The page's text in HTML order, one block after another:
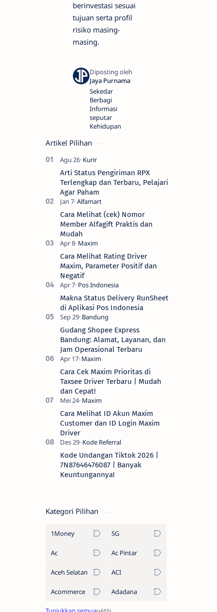
berinvestasi sesuai
tujuan serta profil
risiko masing-
masing.
Sekedar
Berbagi
Informasi
seputar
Kehidupan
Artikel Pilihan
Arti Status Pengiriman RPX
Terlengkap dan Terbaru, Pelajari
Agar Paham
Cara Melihat (cek) Nomor
Member Alfagift Praktis dan
Mudah
Cara Melihat Rating Driver
Maxim, Parameter Positif dan
Negatif
Makna Status Delivery RunSheet
di Aplikasi Pos Indonesia
Gudang Shopee Express
Bandung: Alamat, Layanan, dan
Jam Operasional Terbaru
Cara Cek Maxim Prioritas di
Taxsee Driver Terbaru | Mudah
dan Cepat!
Cara Melihat ID Akun Maxim
Customer dan ID Login Maxim
Driver
Kode Undangan Tiktok 2026 |
7N87646476087 | Banyak
Keuntungannya!
Kategori Pilihan
1Money 5G
Ac Ac Pintar
Aceh Selatan ACI
Acommerce Adadana